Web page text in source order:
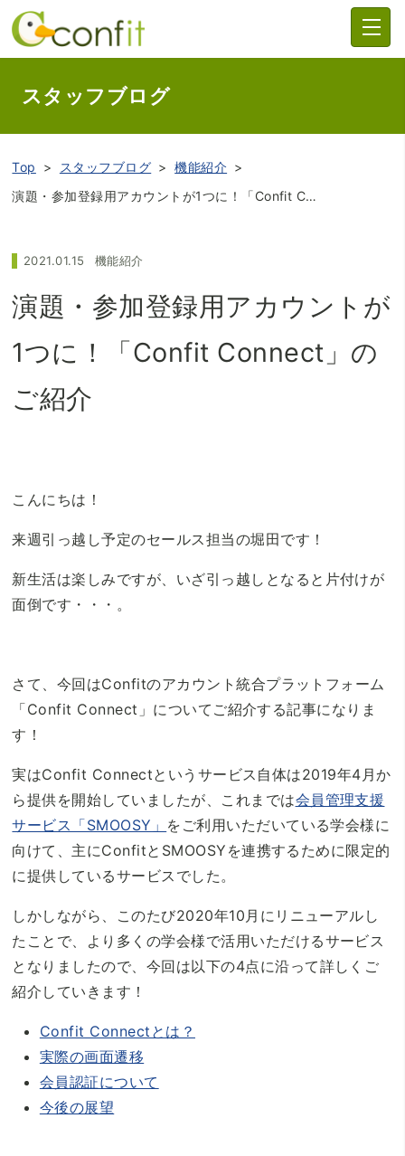
スタッフブログ
Top スタッフブログ
機能紹介
演題・参加登録用アカウントが1つに！「Confit Connect」のご紹介
2021.01.15 機能紹介
演題・参加登録用アカウントが
1つに！「Confit Connect」の
ご紹介
こんにちは！
来週引っ越し予定のセールス担当の堀田です！
新生活は楽しみですが、いざ引っ越しとなると片付けが
面倒です・・・。
さて、今回はConfitのアカウント統合プラットフォーム
「Confit Connect」についてご紹介する記事になりま
す！
実はConfit Connectというサービス自体は2019年4月か
ら提供を開始していましたが、これまでは会員管理支援
サービス「SMOOSY」 をご利用いただいている学会様に
向けて、主にConfitとSMOOSYを連携するために限定的
に提供しているサービスでした。
しかしながら、このたび2020年10月にリニューアルし
たことで、より多くの学会様で活用いただけるサービス
となりましたので、今回は以下の4点に沿って詳しくご
紹介していきます！
Confit Connectとは？
実際の画面遷移
会員認証について
今後の展望